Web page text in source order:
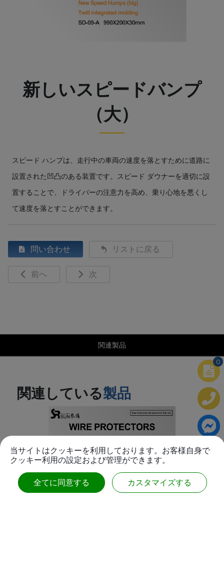
新しいスピードバンプ
（大）
スピード ハンプは、走行中の車両の速度を落とすために道路に
設置された凹凸のある装置です。スピード ダウナーを適切に設
置することで、ドライバーの注意力を高め、乗り心地を悪くし
て速度を落とすことができます。
問い合わせ リストに戻る
前へ 次
関連製品
関連している製品
0
当サイトはクッキーを利用しております。お客様自身で
クッキー利用の設定および管理ができます。
全てに同意する カスタマイズする